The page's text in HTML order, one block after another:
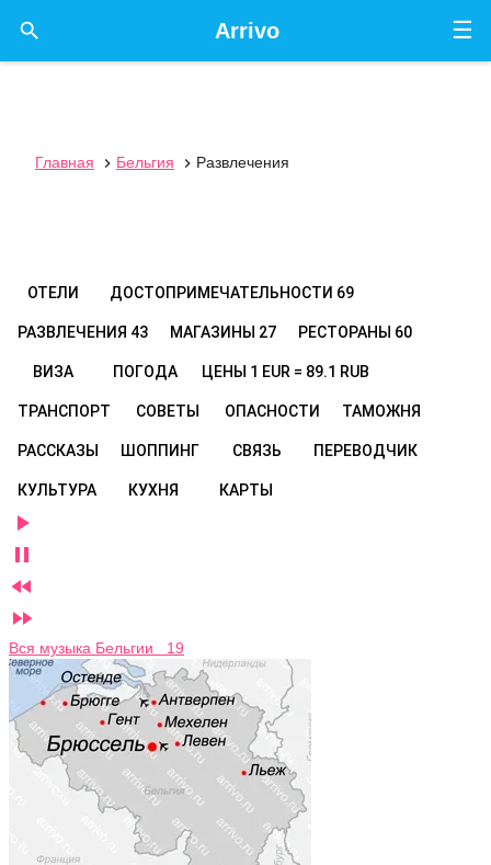
☰
Arrivo

Главная  Бельгия  Развлечения
ОТЕЛИ ДОСТОПРИМЕЧАТЕЛЬНОСТИ 69
РАЗВЛЕЧЕНИЯ 43 МАГАЗИНЫ 27 РЕСТОРАНЫ 60
ВИЗА ПОГОДА ЦЕНЫ 1 EUR = 89.1 RUB
ТРАНСПОРТ СОВЕТЫ ОПАСНОСТИ ТАМОЖНЯ
РАССКАЗЫ ШОППИНГ СВЯЗЬ ПЕРЕВОДЧИК
КУЛЬТУРА КУХНЯ КАРТЫ




Вся музыка Бельгии 19